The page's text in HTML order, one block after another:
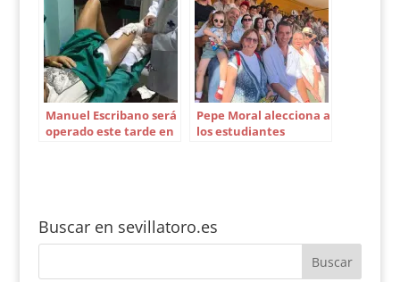
Manuel Escribano será
operado este tarde en
Pepe Moral alecciona a
los estudiantes
Buscar en sevillatoro.es